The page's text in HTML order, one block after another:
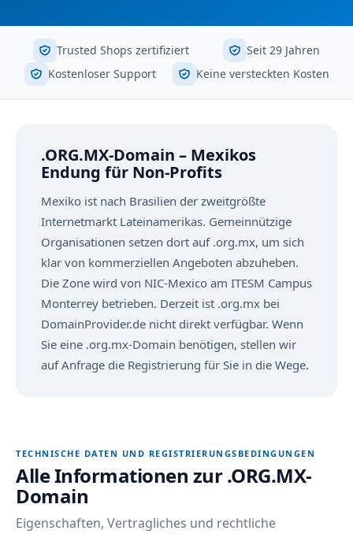
Trusted Shops zertifiziert
Seit 29 Jahren
Kostenloser Support
Keine versteckten Kosten
.ORG.MX-Domain – Mexikos
Endung für Non-Profits
Mexiko ist nach Brasilien der zweitgrößte
Internetmarkt Lateinamerikas. Gemeinnützige
Organisationen setzen dort auf .org.mx, um sich
klar von kommerziellen Angeboten abzuheben.
Die Zone wird von NIC-Mexico am ITESM Campus
Monterrey betrieben. Derzeit ist .org.mx bei
DomainProvider.de nicht direkt verfügbar. Wenn
Sie eine .org.mx-Domain benötigen, stellen wir
auf Anfrage die Registrierung für Sie in die Wege.
TECHNISCHE DATEN UND REGISTRIERUNGSBEDINGUNGEN
Alle Informationen zur .ORG.MX-
Domain
Eigenschaften, Vertragliches und rechtliche